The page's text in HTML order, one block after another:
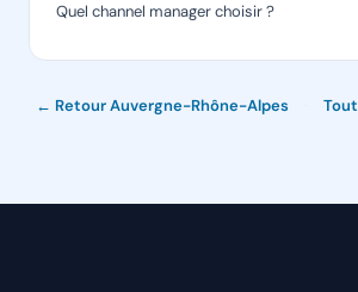
Quel channel manager choisir ?
← Retour Auvergne-Rhône-Alpes